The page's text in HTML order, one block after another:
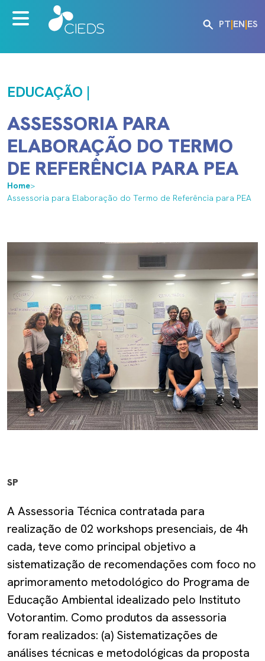
PT|EN|ES
EDUCAÇÃO |
ASSESSORIA PARA
ELABORAÇÃO DO TERMO
DE REFERÊNCIA PARA PEA
Home>
Assessoria para Elaboração do Termo de Referência para PEA
SP
A Assessoria Técnica contratada para
realização de 02 workshops presenciais, de 4h
cada, teve como principal objetivo a
sistematização de recomendações com foco no
aprimoramento metodológico do Programa de
Educação Ambiental idealizado pelo Instituto
Votorantim. Como produtos da assessoria
foram realizados: (a) Sistematizações de
análises técnicas e metodológicas da proposta